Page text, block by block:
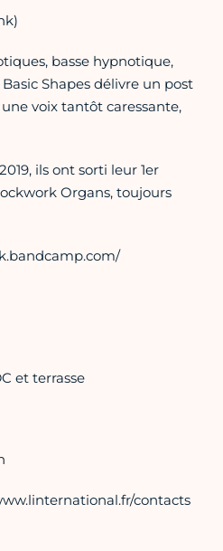
basse hypnotique,
Shapes délivre un post
voix tantôt caressante,
ils ont sorti leur 1er
Organs, toujours
et terrasse
contacts